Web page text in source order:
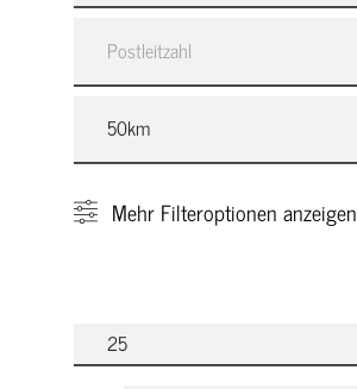
Mehr Filteroptionen anzeigen